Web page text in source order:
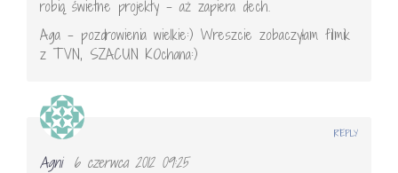
robią świetne projekty – aż zapiera dech.
Aga – pozdrowienia wielkie:) Wreszcie zobaczyłam filmik
z TVN, SZACUN KOchana:)
Agni
6 czerwca 2012 09:25
REPLY